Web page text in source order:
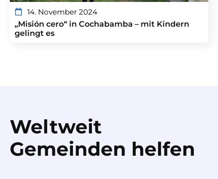
14. November 2024
„Misión cero“ in Cochabamba – mit Kindern
gelingt es
Weltweit
Gemeinden helfen